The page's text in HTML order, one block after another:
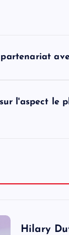
l'aspect le
Hilary